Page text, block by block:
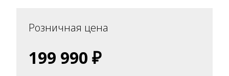
Розничная цена
199 990 ₽